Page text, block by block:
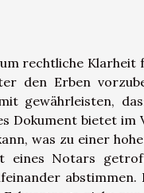
rechtliche Klarheit
den Erben
gewährleisten,
Dokument bietet im
was zu einer
eines Notars